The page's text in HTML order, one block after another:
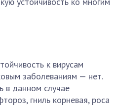
к вирусам
заболеваниям — нет.
в данном случае
гниль корневая, роса